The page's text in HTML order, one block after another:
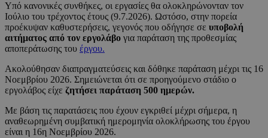
Υπό κανονικές συνθήκες, οι εργασίες θα ολοκληρώνονταν τον
Ιούλιο του τρέχοντος έτους (9.7.2026). Ωστόσο, στην πορεία
προέκυψαν καθυστερήσεις, γεγονός που οδήγησε σε υποβολή
αιτήματος από τον εργολάβο για παράταση της προθεσμίας
αποπεράτωσης του έργου.
Ακολούθησαν διαπραγματεύσεις και δόθηκε παράταση μέχρι τις 16
Νοεμβρίου 2026. Σημειώνεται ότι σε προηγούμενο στάδιο ο
εργολάβος είχε ζητήσει παράταση 500 ημερών.
Με βάση τις παρατάσεις που έχουν εγκριθεί μέχρι σήμερα, η
αναθεωρημένη συμβατική ημερομηνία ολοκλήρωσης του έργου
είναι η 16η Νοεμβρίου 2026.